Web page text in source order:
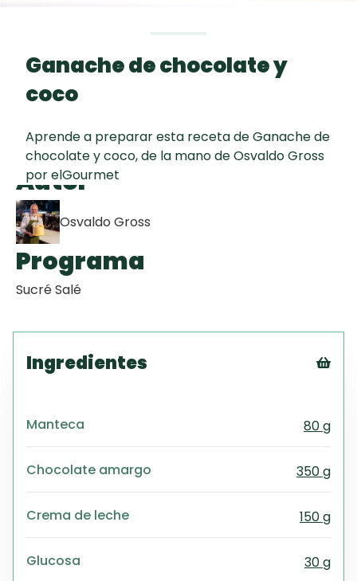
Galletas con
Tiramisú
Ganache de chocolate y
coco
Aprende a preparar esta receta de Ganache de
chocolate y coco, de la mano de Osvaldo Gross
por elGourmet
Autor
Osvaldo Gross
Programa
Sucré Salé
Ingredientes
Manteca 80 g
Chocolate amargo 350 g
Crema de leche 150 g
Glucosa 30 g